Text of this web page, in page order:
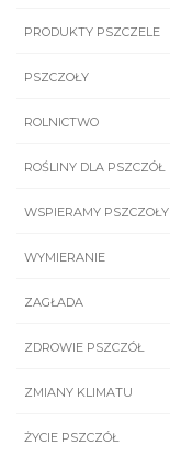
PRODUKTY PSZCZELE
PSZCZOŁY
ROLNICTWO
ROŚLINY DLA PSZCZÓŁ
WSPIERAMY PSZCZOŁY
WYMIERANIE
ZAGŁADA
ZDROWIE PSZCZÓŁ
ZMIANY KLIMATU
ŻYCIE PSZCZÓŁ